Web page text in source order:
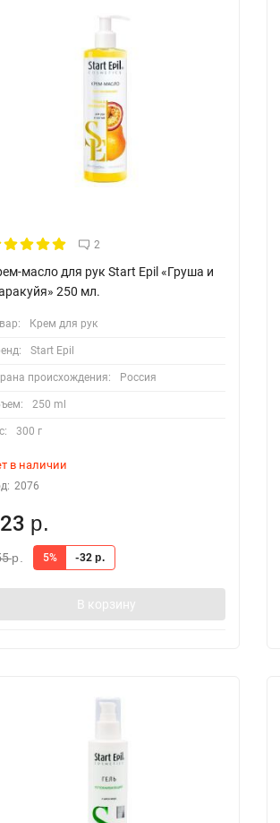
2
масло для рук Start Epil «Груша и
250 мл.
Крем для рук
Start Epil
происхождения: Россия
250 ml
300 г
в наличии
2076
р.
р. 5% -32 р.
В корзину